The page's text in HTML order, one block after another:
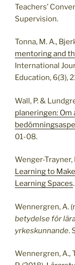
Teachers’
Supervision.
Tonna, M. A.,
mentoring and
International
Education, 6(3),
Wall, P. &
planeringen: Om
01-08.
Wenger-Trayner,
Learning to
Learning Spaces
Wennergren, A.
betydelse för
yrkeskunnande.
Wennergren, A.,